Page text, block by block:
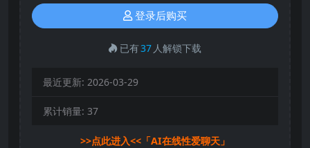
登录后购买
已有37 人解锁下载
最近更新: 2026-03-29
累计销量: 37
>>点此进入<<「AI在线性爱聊天」